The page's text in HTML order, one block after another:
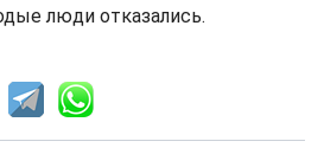
люди отказались.